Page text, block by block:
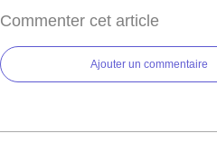
Commenter cet article
Ajouter un commentaire